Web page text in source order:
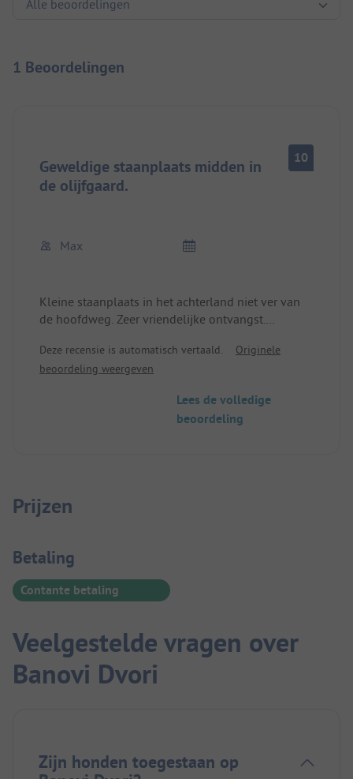
1 Beoordelingen
Geweldige staanplaats midden in
de olijfgaard.
10
Max
Kleine staanplaats in het achterland niet ver van
de hoofdweg. Zeer vriendelijke ontvangst.
We komen graag terug.
Deze recensie is automatisch vertaald.
Originele
beoordeling weergeven
Lees de volledige
beoordeling
Prijzen
Betaalinformatie
Betaling
Contante betaling
Veelgestelde vragen over
Banovi Dvori
Zijn honden toegestaan op